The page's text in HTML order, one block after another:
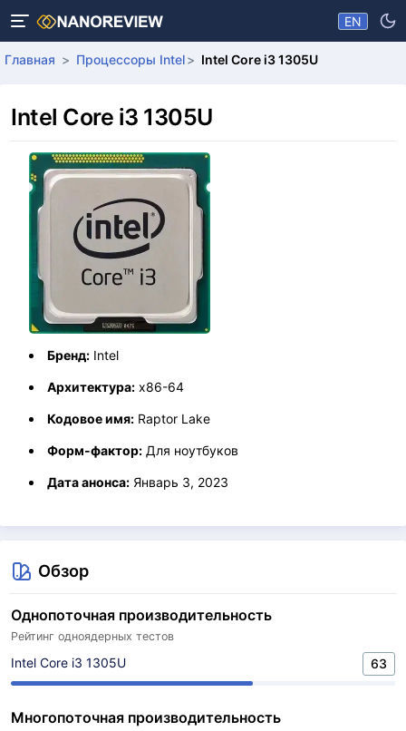
EN
Главная Процессоры Intel Intel Core i3 1305U
Intel Core i3 1305U
Бренд: Intel
Архитектура: x86-64
Кодовое имя: Raptor Lake
Форм-фактор: Для ноутбуков
Дата анонса: Январь 3, 2023
Обзор
Однопоточная производительность
Рейтинг одноядерных тестов
Intel Core i3 1305U 63
Многопоточная производительность